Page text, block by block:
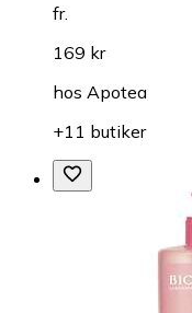
fr.
169 kr
hos Apotea
+11 butiker